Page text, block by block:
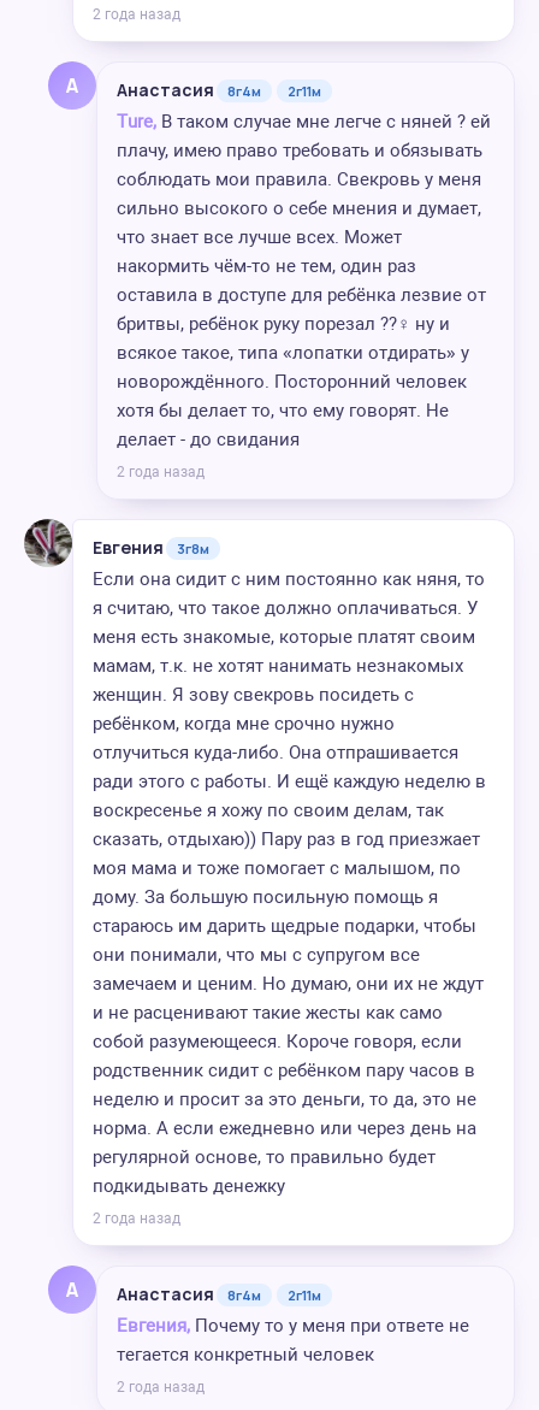
2 года назад
А Анастасия 8г4м 2г11м
Ture, В таком случае мне легче с няней ? ей
плачу, имею право требовать и обязывать
соблюдать мои правила. Свекровь у меня
сильно высокого о себе мнения и думает,
что знает все лучше всех. Может
накормить чём-то не тем, один раз
оставила в доступе для ребёнка лезвие от
бритвы, ребёнок руку порезал ??‍♀️ ну и
всякое такое, типа «лопатки отдирать» у
новорождённого. Посторонний человек
хотя бы делает то, что ему говорят. Не
делает - до свидания
2 года назад
Евгения 3г8м
Если она сидит с ним постоянно как няня, то
я считаю, что такое должно оплачиваться. У
меня есть знакомые, которые платят своим
мамам, т.к. не хотят нанимать незнакомых
женщин. Я зову свекровь посидеть с
ребёнком, когда мне срочно нужно
отлучиться куда-либо. Она отпрашивается
ради этого с работы. И ещё каждую неделю в
воскресенье я хожу по своим делам, так
сказать, отдыхаю)) Пару раз в год приезжает
моя мама и тоже помогает с малышом, по
дому. За большую посильную помощь я
стараюсь им дарить щедрые подарки, чтобы
они понимали, что мы с супругом все
замечаем и ценим. Но думаю, они их не ждут
и не расценивают такие жесты как само
собой разумеющееся. Короче говоря, если
родственник сидит с ребёнком пару часов в
неделю и просит за это деньги, то да, это не
норма. А если ежедневно или через день на
регулярной основе, то правильно будет
подкидывать денежку
2 года назад
А Анастасия 8г4м 2г11м
Евгения, Почему то у меня при ответе не
тегается конкретный человек
2 года назад